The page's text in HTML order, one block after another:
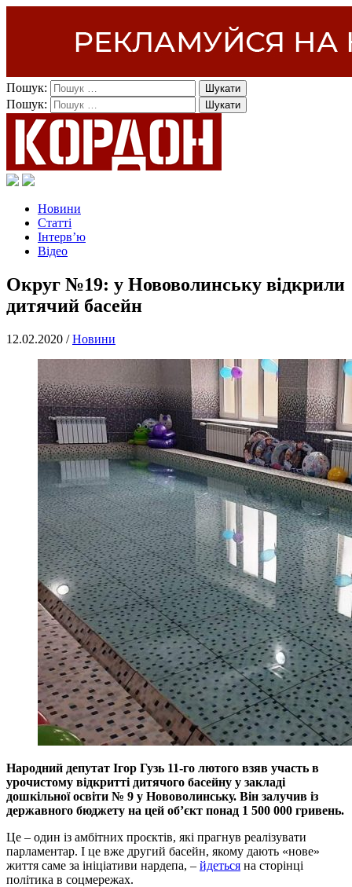
Пошук:
Пошук:
Новини
Статті
Інтерв’ю
Відео
Округ №19: у Нововолинську відкрили
дитячий басейн
12.02.2020 /Новини
Народний депутат Ігор Гузь 11-го лютого взяв участь в
урочистому відкритті дитячого басейну у закладі
дошкільної освіти № 9 у Нововолинську. Він залучив із
державного бюджету на цей об’єкт понад 1 500 000 гривень.
Це – один із амбітних проєктів, які прагнув реалізувати
парламентар. І це вже другий басейн, якому дають «нове»
життя саме за ініціативи нардепа, – йдеться на сторінці
політика в соцмережах.